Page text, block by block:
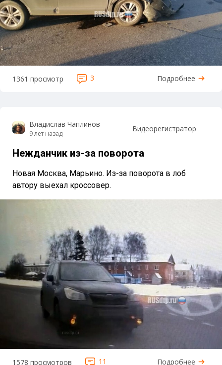
1361 просмотр 3 Подробнее
Владислав Чаплинов
9 лет назад Видеорегистратор
Нежданчик из-за поворота
Новая Москва, Марьино. Из-за поворота в лоб
автору выехал кроссовер.
1578 просмотров 11 Подробнее